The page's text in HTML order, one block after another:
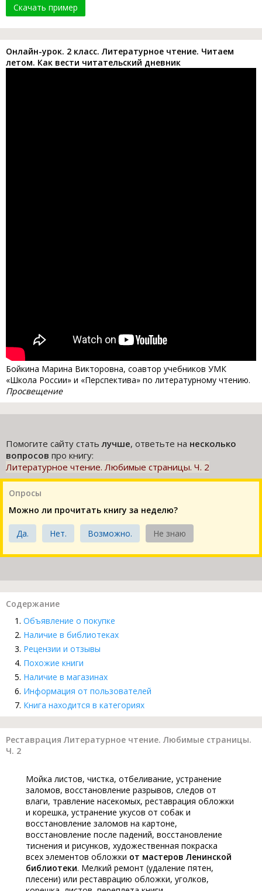
Скачать пример
Онлайн-урок. 2 класс. Литературное чтение. Читаем
летом. Как вести читательский дневник
Бойкина Марина Викторовна, соавтор учебников УМК
«Школа России» и «Перспектива» по литературному чтению.
Просвещение
Помогите сайту статьлучше, ответьте на несколько
вопросов про книгу:
Литературное чтение. Любимые страницы. Ч. 2
Опросы
Можно ли прочитать книгу за неделю?
Да. Нет. Возможно. Не знаю
Содержание
Объявление о покупке
Наличие в библиотеках
Рецензии и отзывы
Похожие книги
Наличие в магазинах
Информация от пользователей
Книга находится в категориях
Реставрация Литературное чтение. Любимые страницы.
Ч. 2
Мойка листов, чистка, отбеливание, устранение
заломов, восстановление разрывов, следов от
влаги, травление насекомых, реставрация обложки
и корешка, устранение укусов от собак и
восстановление заломов на картоне,
восстановление после падений, восстановление
тиснения и рисунков, художественная покраска
всех элементов обложки от мастеров Ленинской
библиотеки. Мелкий ремонт (удаление пятен,
плесени) или реставрацию обложки, уголков,